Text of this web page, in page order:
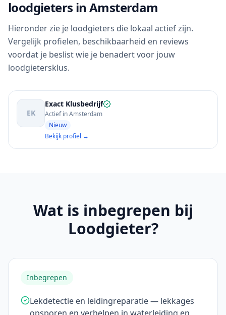
loodgieters in Amsterdam
Hieronder zie je loodgieters die lokaal actief zijn.
Vergelijk profielen, beschikbaarheid en reviews
voordat je beslist wie je benadert voor jouw
loodgietersklus.
EK
Exact Klusbedrijf
Actief in Amsterdam
Nieuw
Bekijk profiel →
Wat is inbegrepen bij
Loodgieter?
Inbegrepen
Lekdetectie en leidingreparatie — lekkages